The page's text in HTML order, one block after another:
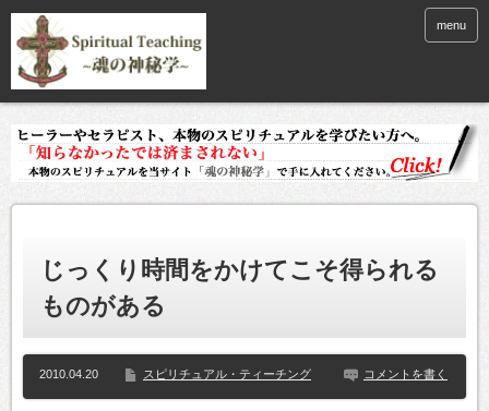
menu
じっくり時間をかけてこそ得られる
ものがある
2010.04.20 スピリチュアル・ティーチング コメントを書く